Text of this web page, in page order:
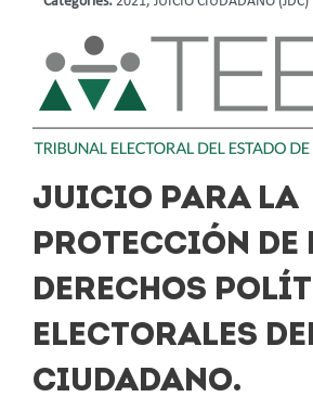
JUICIO PARA LA
PROTECCIÓN DE
DERECHOS
ELECTORALES
CIUDADANO.